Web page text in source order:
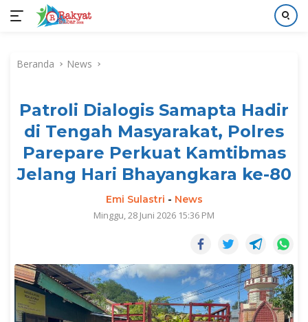
kontenBeranda News
Patroli Dialogis Samapta Hadir
di Tengah Masyarakat, Polres
Parepare Perkuat Kamtibmas
Jelang Hari Bhayangkara ke-80
Emi Sulastri - News
Minggu, 28 Juni 2026 15:36 PM